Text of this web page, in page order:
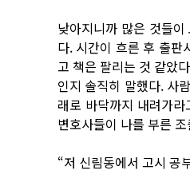
낮아지니까 많은 것들
다. 시간이 흐른 후 출판
고 책은 팔리는 것 같았
인지 솔직히 말했다. 사
래로 바닥까지 내려가
변호사들이 나를 부른
“저 신림동에서 고시 공